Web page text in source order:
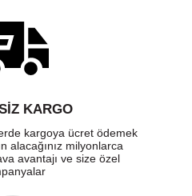
KARGO
kargoya ücret ödemek
alacağınız milyonlarca
avantajı ve size özel